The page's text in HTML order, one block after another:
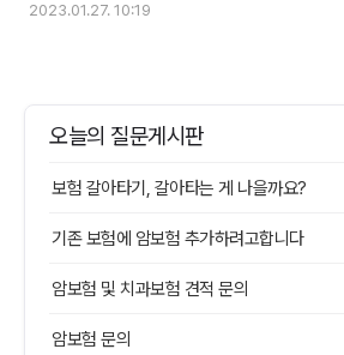
2023.01.27. 10:19
오늘의 질문게시판
보험 갈아타기, 갈아타는 게 나을까요?
기존 보험에 암보험 추가하려고합니다
암보험 및 치과보험 견적 문의
암보험 문의